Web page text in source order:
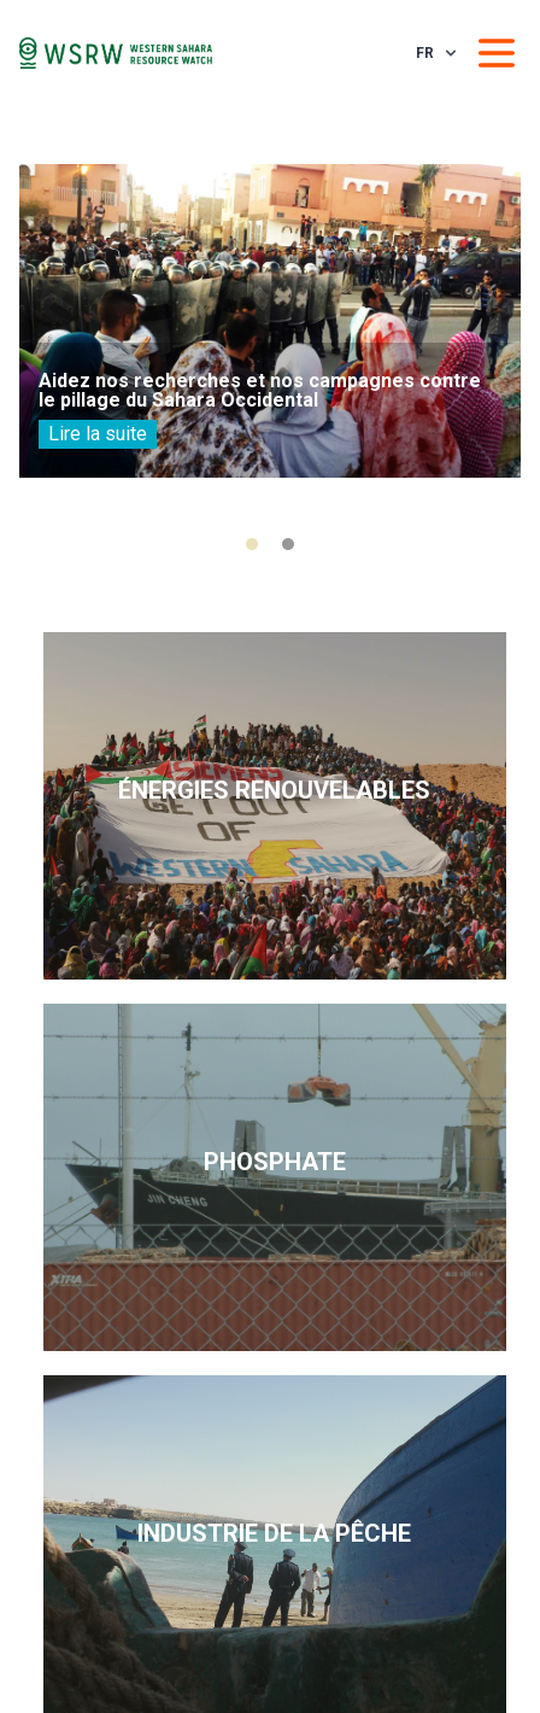
FR
Aidez nos recherches et nos campagnes contre
le pillage du Sahara Occidental
Lire la suite
ÉNERGIES RENOUVELABLES
PHOSPHATE
INDUSTRIE DE LA PÊCHE